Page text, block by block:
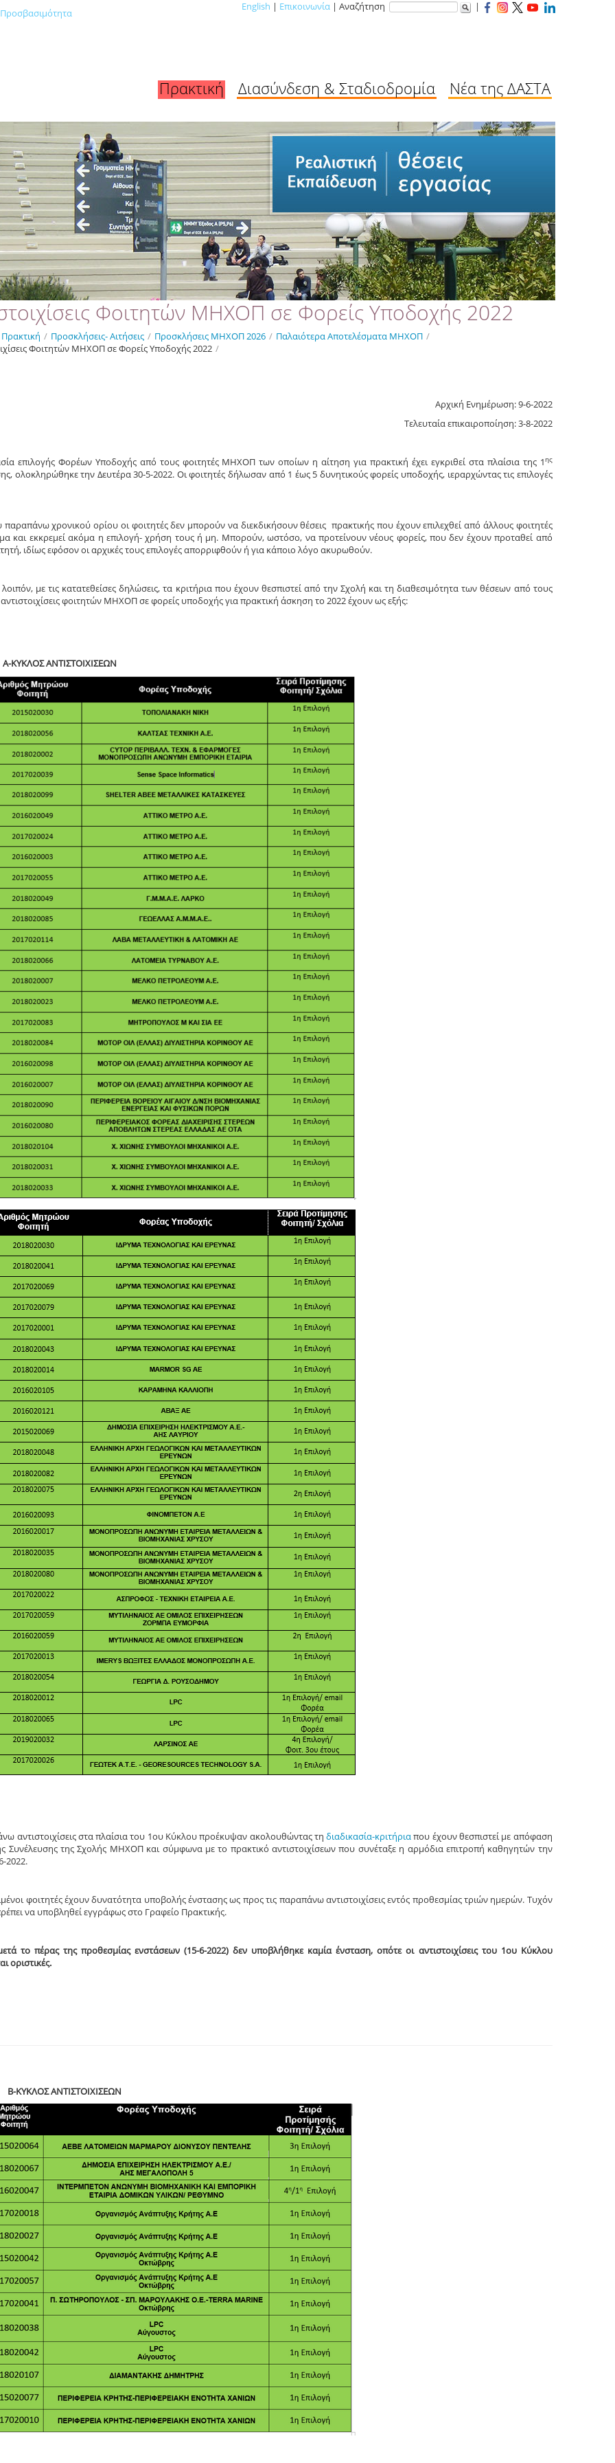
Προσβασιμότητα
English | Επικοινωνία | Αναζήτηση |
Πρακτική Διασύνδεση & Σταδιοδρομία Νέα της ΔΑΣΤΑ
Φοιτητών ΜΗΧΟΠ σε Φορείς Υποδοχής 2022
Πρακτική / Προσκλήσεις- Αιτήσεις / Προσκλήσεις MHXOΠ 2026 / Παλαιότερα Αποτελέσματα ΜΗΧΟΠ /
Φοιτητών ΜΗΧΟΠ σε Φορείς Υποδοχής 2022 /
Αρχική Ενημέρωση: 9-6-2022
Τελευταία επικαιροποίηση: 3-8-2022
επιλογής Φορέων Υποδοχής από τους φοιτητές ΜΗΧΟΠ των οποίων η αίτηση για πρακτική έχει εγκριθεί στα πλαίσια της 1ης
ολοκληρώθηκε την Δευτέρα 30-5-2022. Οι φοιτητές δήλωσαν από 1 έως 5 δυνητικούς φορείς υποδοχής, ιεραρχώντας τις επιλογές
παραπάνω χρονικού ορίου οι φοιτητές δεν μπορούν να διεκδικήσουν θέσεις πρακτικής που έχουν επιλεχθεί από άλλους φοιτητές
και εκκρεμεί ακόμα η επιλογή- χρήση τους ή μη. Μπορούν, ωστόσο, να προτείνουν νέους φορείς, που δεν έχουν προταθεί από
ιδίως εφόσον οι αρχικές τους επιλογές απορριφθούν ή για κάποιο λόγο ακυρωθούν.
με τις κατατεθείσες δηλώσεις, τα κριτήρια που έχουν θεσπιστεί από την Σχολή και τη διαθεσιμότητα των θέσεων από τους
αντιστοιχίσεις φοιτητών ΜΗΧΟΠ σε φορείς υποδοχής για πρακτική άσκηση το 2022 έχουν ως εξής:
ΚΥΚΛΟΣ ΑΝΤΙΣΤΟΙΧΙΣΕΩΝ
αντιστοιχίσεις στα πλαίσια του 1ου Κύκλου προέκυψαν ακολουθώντας τη διαδικασία-κριτήριαπου έχουν θεσπιστεί με απόφαση
Συνέλευσης της Σχολής ΜΗΧΟΠ και σύμφωνα με το πρακτικό αντιστοιχίσεων που συνέταξε η αρμόδια επιτροπή καθηγητών την
2022.
φοιτητές έχουν δυνατότητα υποβολής ένστασης ως προς τις παραπάνω αντιστοιχίσεις εντός προθεσμίας τριών ημερών. Τυχόν
να υποβληθεί εγγράφως στο Γραφείο Πρακτικής.
το πέρας της προθεσμίας ενστάσεων (15-6-2022) δεν υποβλήθηκε καμία ένσταση, οπότε οι αντιστοιχίσεις του 1ου Κύκλου
οριστικές.
Β-ΚΥΚΛΟΣ ΑΝΤΙΣΤΟΙΧΙΣΕΩΝ